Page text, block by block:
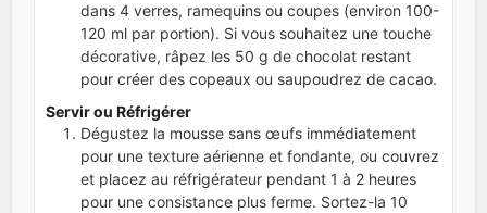
dans 4 verres, ramequins ou coupes (environ 100-
120 ml par portion). Si vous souhaitez une touche
décorative, râpez les 50 g de chocolat restant
pour créer des copeaux ou saupoudrez de cacao.
Servir ou Réfrigérer
Dégustez la mousse sans œufs immédiatement
pour une texture aérienne et fondante, ou couvrez
et placez au réfrigérateur pendant 1 à 2 heures
pour une consistance plus ferme. Sortez-la 10